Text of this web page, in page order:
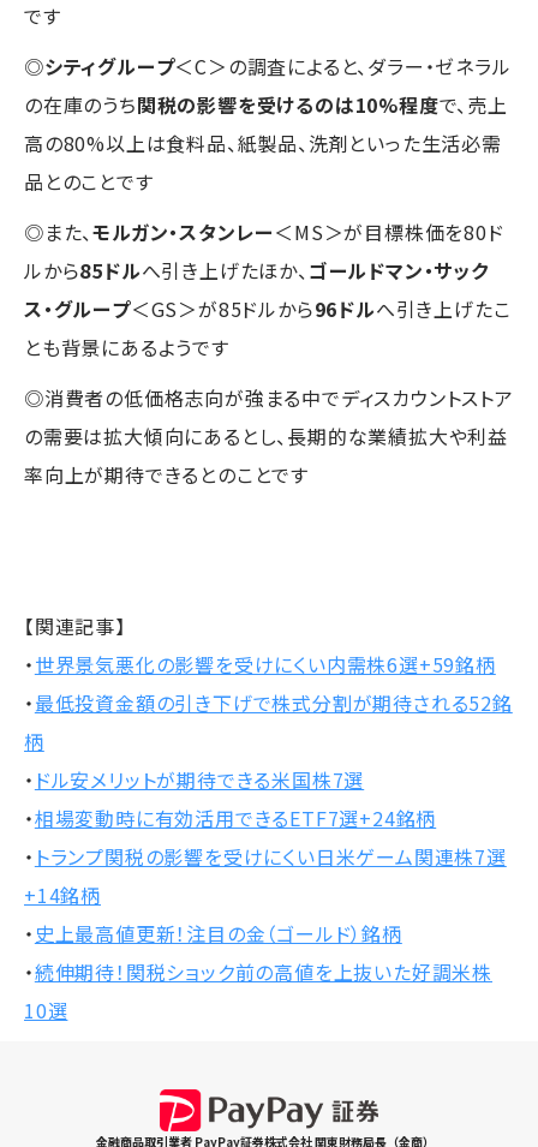
です
◎シティグループ＜C＞の調査によると、ダラー・ゼネラル
の在庫のうち関税の影響を受けるのは10%程度で、売上
高の80%以上は食料品、紙製品、洗剤といった生活必需
品とのことです
◎また、モルガン・スタンレー＜MS＞が目標株価を80ド
ルから85ドルへ引き上げたほか、ゴールドマン・サック
ス・グループ＜GS＞が85ドルから96ドルへ引き上げたこ
とも背景にあるようです
◎消費者の低価格志向が強まる中でディスカウントストア
の需要は拡大傾向にあるとし、長期的な業績拡大や利益
率向上が期待できるとのことです
【関連記事】
・世界景気悪化の影響を受けにくい内需株6選+59銘柄
・最低投資金額の引き下げで株式分割が期待される52銘
柄
・ ドル安メリットが期待できる米国株7選
・相場変動時に有効活用できるETF7選+24銘柄
・ トランプ関税の影響を受けにくい日米ゲーム関連株7選
+14銘柄
・ 史上最高値更新！注目の金（ゴールド）銘柄
・続伸期待！関税ショック前の高値を上抜いた好調米株
10選
金融商品取引業者 PayPay証券株式会社 関東財務局長（金商）